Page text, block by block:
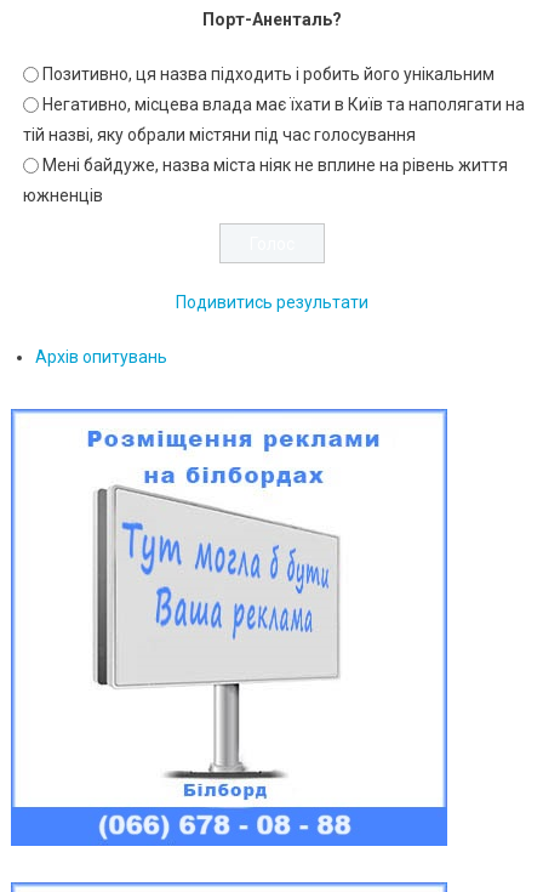
Порт-Аненталь?
Позитивно, ця назва підходить і робить його унікальним
Негативно, місцева влада має їхати в Київ та наполягати на
тій назві, яку обрали містяни під час голосування
Мені байдуже, назва міста ніяк не вплине на рівень життя
южненців
Подивитись результати
Архів опитувань